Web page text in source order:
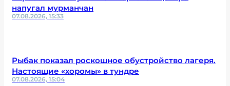
напугал мурманчан
07.08.2026, 15:33
Рыбак показал роскошное обустройство лагеря.
Настоящие «хоромы» в тундре
07.08.2026, 15:04